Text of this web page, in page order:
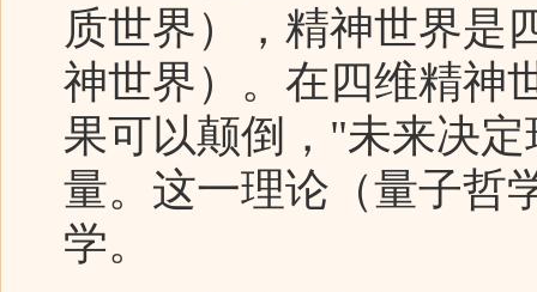
质世界），精神世界是
神世界）。在四维精神
果可以颠倒，"未来决
量。这一理论（量子哲
学。